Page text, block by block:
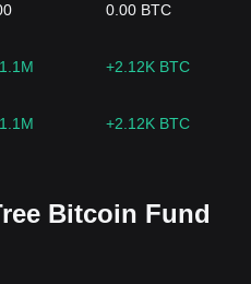
0.00 BTC
+2.12K BTC
+2.12K BTC
Bitcoin Fund